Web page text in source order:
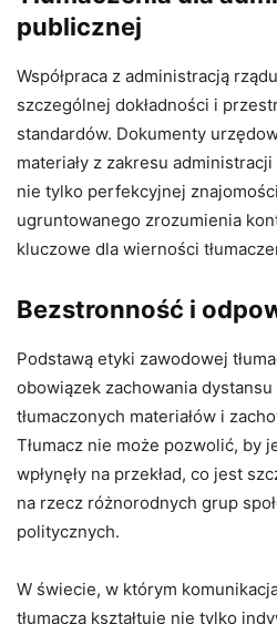
publicznej
Współpraca z administracją
szczególnej dokładności i
standardów. Dokumenty
materiały z zakresu
nie tylko perfekcyjnej
ugruntowanego zrozumienia
kluczowe dla wierności
Bezstronność i
Podstawą etyki zawodowej
obowiązek zachowania
tłumaczonych materiałów i
Tłumacz nie może pozwolić, by
wpłynęły na przekład, co jest
na rzecz różnorodnych grup
politycznych.
W świecie, w którym
tłumacza kształtuje nie tylko